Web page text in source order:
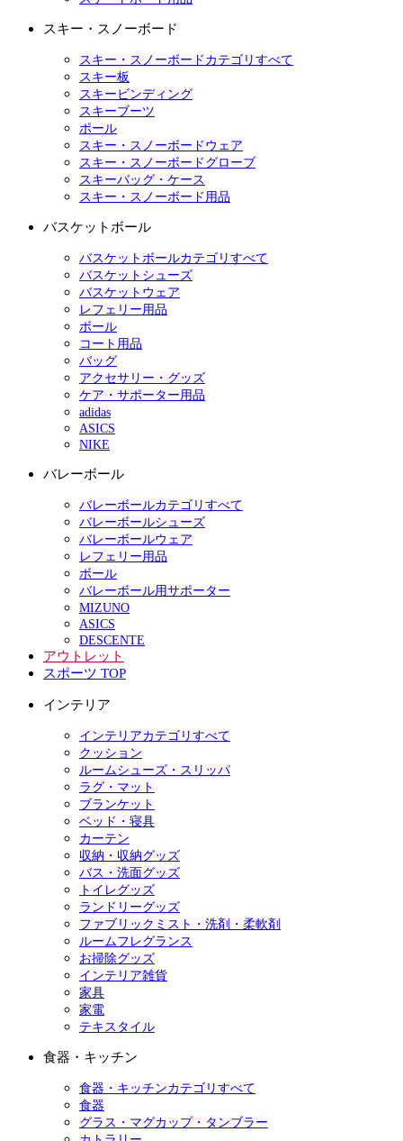
スキー・スノーボード
スキー・スノーボードカテゴリすべて
スキー板
スキービンディング
スキーブーツ
ポール
スキー・スノーボードウェア
スキー・スノーボードグローブ
スキーバッグ・ケース
スキー・スノーボード用品
バスケットボール
バスケットボールカテゴリすべて
バスケットシューズ
バスケットウェア
レフェリー用品
ボール
コート用品
バッグ
アクセサリー・グッズ
ケア・サポーター用品
adidas
ASICS
NIKE
バレーボール
バレーボールカテゴリすべて
バレーボールシューズ
バレーボールウェア
レフェリー用品
ボール
バレーボール用サポーター
MIZUNO
ASICS
DESCENTE
アウトレット
スポーツ TOP
インテリア
インテリアカテゴリすべて
クッション
ルームシューズ・スリッパ
ラグ・マット
ブランケット
ベッド・寝具
カーテン
収納・収納グッズ
バス・洗面グッズ
トイレグッズ
ランドリーグッズ
ファブリックミスト・洗剤・柔軟剤
ルームフレグランス
お掃除グッズ
インテリア雑貨
家具
家電
テキスタイル
食器・キッチン
食器・キッチンカテゴリすべて
食器
グラス・マグカップ・タンブラー